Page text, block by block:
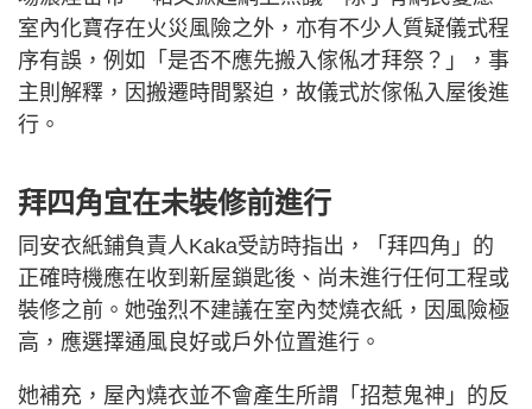
室內化寶存在火災風險之外，亦有不少人質疑儀式程
序有誤，例如「是否不應先搬入傢俬才拜祭？」，事
主則解釋，因搬遷時間緊迫，故儀式於傢俬入屋後進
行。
拜四角宜在未裝修前進行
同安衣紙鋪負責人Kaka受訪時指出，「拜四角」的
正確時機應在收到新屋鎖匙後、尚未進行任何工程或
裝修之前。她強烈不建議在室內焚燒衣紙，因風險極
高，應選擇通風良好或戶外位置進行。
她補充，屋內燒衣並不會產生所謂「招惹鬼神」的反